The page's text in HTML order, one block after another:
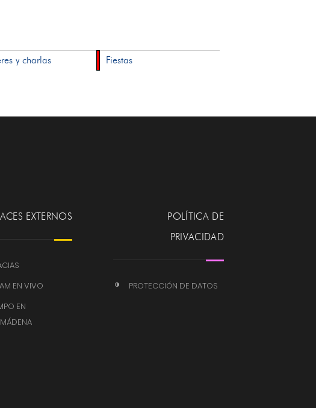
y charlas
Fiestas
EXTERNOS
EN VIVO
EN
POLÍTICA DE
PRIVACIDAD
PROTECCIÓN DE DATOS